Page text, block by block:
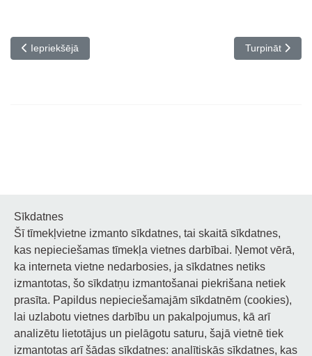
Iepriekšējais raksts: Jaunumi konkursam NOVA MUSICA
Iepriekšējā Nākamais
Turpināt
Noderīgi
Privātuma politika
Sīkdatņu privātuma politika
Piekļūstamība
Sīkdatnes
Šī tīmekļvietne izmanto sīkdatnes, tai skaitā sīkdatnes,
kas nepieciešamas tīmekļa vietnes darbībai. Ņemot vērā,
ka interneta vietne nedarbosies, ja sīkdatnes netiks
izmantotas, šo sīkdatņu izmantošanai piekrišana netiek
prasīta. Papildus nepieciešamajām sīkdatnēm (cookies),
lai uzlabotu vietnes darbību un pakalpojumus, kā arī
analizētu lietotājus un pielāgotu saturu, šajā vietnē tiek
izmantotas arī šādas sīkdatnes: analītiskās sīkdatnes, kas